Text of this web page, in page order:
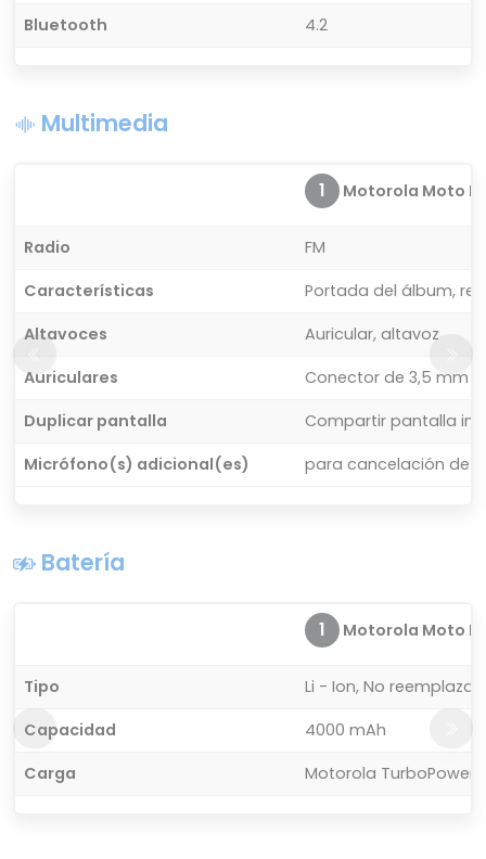
Bluetooth
4.2
Multimedia
1 Motorola Moto E5
Radio
FM
Características
Portada del álbum,
Altavoces
Auricular, altavoz
Auriculares
Conector de 3,5 mm
Duplicar pantalla
Compartir pantalla
Micrófono(s) adicional(es)
para cancelación de
Batería
1 Motorola Moto E5
Tipo
Li - Ion, No
Capacidad
4000 mAh
Carga
Motorola TurboPower